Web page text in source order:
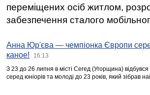
переміщених осіб житлом,
забезпечення сталого
Анна Юр'єва — чемпіонка Європи
каное!
16:13
З 23 до 26 липня в місті Сегед (Угорщина)
серед юніорів та молоді до 23 років, який зібрав